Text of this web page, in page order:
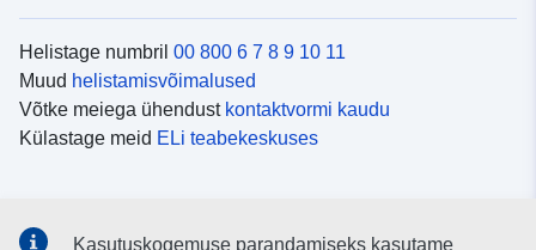
Helistage numbril 00 800 6 7 8 9 10 11
Muud helistamisvõimalused
Võtke meiega ühendust kontaktvormi kaudu
Külastage meid ELi teabekeskuses
Kasutuskogemuse parandamiseks kasutame